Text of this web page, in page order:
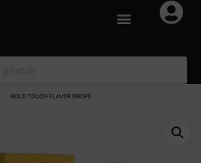
GOLD TOUCH FLAVOR DROPS